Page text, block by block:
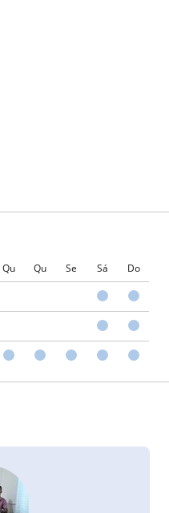
Qu Qu Se Sá Do